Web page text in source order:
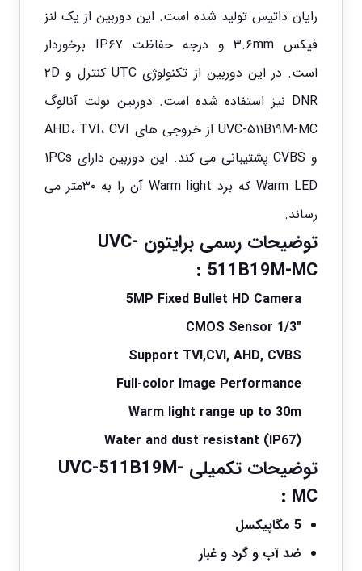
رایان داتیس تولید شده است. این دوربین از یک لنز
فیکس ۳.۶mm و درجه حفاظت IP۶۷ برخوردار
است. در این دوربین از تکنولوژی UTC کنترل و ۲D
DNR نیز استفاده شده است. دوربین بولت آنالوگ
UVC-۵۱۱B۱۹M-MC از خروجی های AHD، TVI، CVI
و CVBS پشتیبانی می کند. این دوربین دارای ۱PCs
Warm LED که برد Warm light آن را به ۳۰متر می
رساند.
توضیحات رسمی برایتون UVC-
511B19M-MC
:
5MP Fixed Bullet HD Camera
1/3″ CMOS Sensor
Support TVI,CVI, AHD, CVBS
Full-color Image Performance
Warm light range up to 30m
Water and dust resistant (IP67)
توضیحات تکمیلی UVC-511B19M-
MC
:
5 مگاپیکسل
ضد آب و گرد و غبار